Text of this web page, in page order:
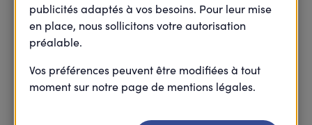
Nous vous proposons une protection complète faisant
bénéficier, à vous et vos salariés, d'avantages exclusifs
tout en respectant vos obligations d’employeur.
Accéder aux solutions dédiées à votre convention
collective en utilisant le moteur de recherche ci-
publicités adaptés à vos besoins. Pour leur mise
en place, nous sollicitons votre autorisation
préalable.
Vos préférences peuvent être modifiées à tout
moment sur notre page de mentions légales.